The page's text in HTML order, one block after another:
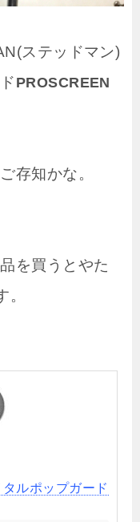
ステッドマン)
PROSCREEN
存知かな。
を買うとやた
ルポップガード